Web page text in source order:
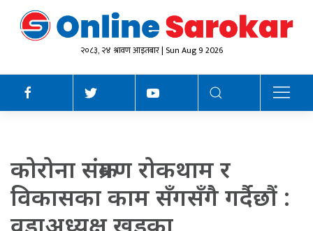
२०८३, २४ श्रावण आइतबार | Sun Aug 9 2026
कोरोना संक्रमण रोकथाम र
विकासका काम सँगसँगै गर्दैछौं :